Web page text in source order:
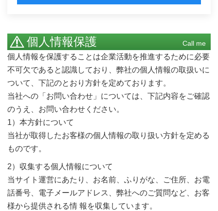
個人情報保護 Call me
個人情報を保護することは企業活動を推進するために必要
不可欠であると認識しており、弊社の個人情報の取扱いに
ついて、下記のとおり方針を定めております。
当社への「お問い合わせ」については、下記内容をご確認
のうえ、お問い合わせください。
1）本方針について
当社が取得したお客様の個人情報の取り扱い方針を定める
ものです。
2）収集する個人情報について
当サイト運営にあたり、お名前、ふりがな、ご住所、お電
話番号、電子メールアドレス、弊社へのご質問など、お客
様から提供される情 報を収集しています。